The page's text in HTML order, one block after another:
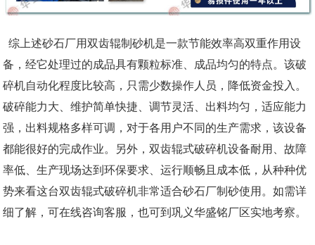
综上述砂石厂用双齿辊制砂机是一款节能效率高双重作用设
备，经它处理过的成品具有颗粒标准、成品均匀的特点。该破
碎机自动化程度比较高，只需少数操作人员，降低资金投入。
破碎能力大、维护简单快捷、调节灵活、出料均匀，适应能力
强，出料规格多样可调，对于各用户不同的生产需求，该设备
都能很好的完成作业。另外，双齿辊式破碎机设备耐用、故障
率低、生产现场达到环保要求、运行顺畅且成本低，从种种优
势来看这台双齿辊式破碎机非常适合砂石厂制砂使用。如需详
细了解，可在线咨询客服，也可到巩义华盛铭厂区实地考察。